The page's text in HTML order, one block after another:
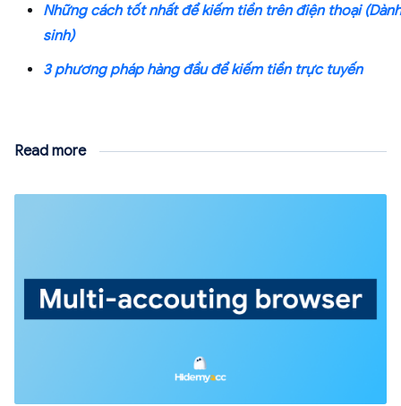
Những cách tốt nhất để kiếm tiền trên điện thoại
sinh)
3 phương pháp hàng đầu để kiếm tiền trực tuyến
Read more